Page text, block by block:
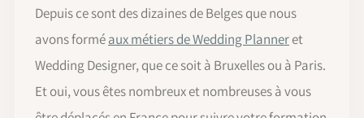
Depuis ce sont des dizaines de Belges que nous
avons forméaux métiers de Wedding Planneret
Wedding Designer, que ce soit à Bruxelles ou à Paris.
Et oui, vous êtes nombreux et nombreuses à vous